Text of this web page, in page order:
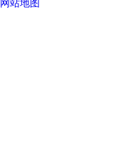
网站地图